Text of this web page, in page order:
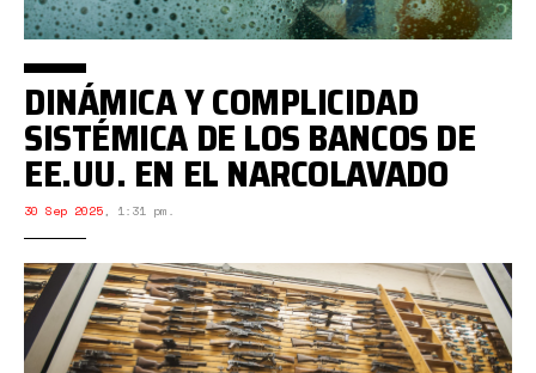
DINÁMICA Y COMPLICIDAD
SISTÉMICA DE LOS BANCOS DE
EE.UU. EN EL NARCOLAVADO
30 Sep 2025, 1:31 pm.